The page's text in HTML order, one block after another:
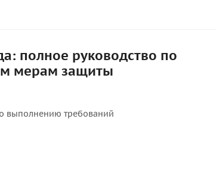
полное руководство по
мерам защиты
выполнению требований